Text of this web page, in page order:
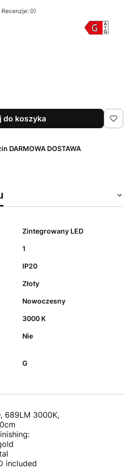
0)
do koszyka
DARMOWA DOSTAWA
Zintegrowany LED
1
IP20
Złoty
Nowoczesny
3000 K
Nie
G
689LM 3000K,
included